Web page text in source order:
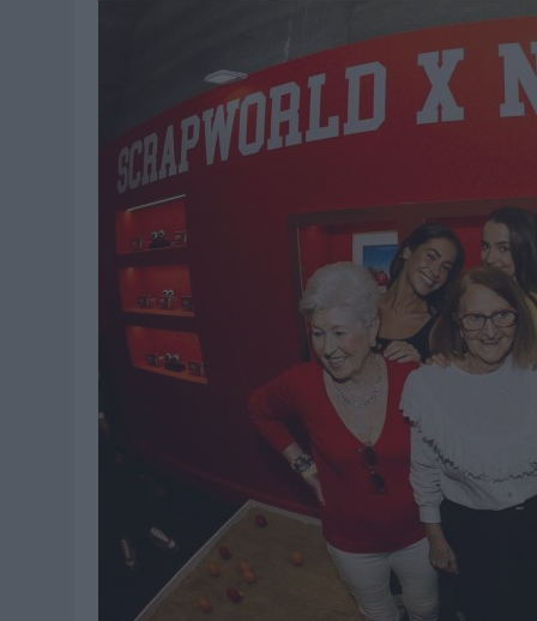
FRIGO Y UNIQLO LANZAN UNA COLECCIÓN
LA IA ESTÁ SUBIENDO EL LISTÓN DE LA CREATIVIDAD
| BEON WORLDWIDE LANZA RAÍZ URBANA PARA
05/08/2026
FABRA COMUNICACIÓN INCORPORA A CASONÁ Y
05/08/2026
LOPESAN HOTELS & RESORTS ACERCA EL PARAÍSO
05/08/2026
LUIS ARQUILLOS (BURGO DE ARIAS): “LA
MONEDA”
04/08/2026
‘EL PARAÍSO MÁS CERCA’, DE 22GRADOS PARA
04/08/2026
‘LA ÚNICA CERVEZA DEL MUNDO QUE SE DISFRUTA
04/08/2026
‘EL FÚTBOL SIN LAS PERSONAS’, DE DENTSU CREATIVE
CAPAZ, LA CERVEZA QUE CONVIERTE CADA BOTELLA
BABARIA Y MAXIBON SON ‘EL MATCH PERFECTO DEL
AUDIBLE REIVINDICA EL PODER TRANSFORMADOR DEL
03/08/2026
‘VUELVE EL FÚTBOL. VUELVE A SOÑAR’, DE VML PARA
07/08/2026
CUANDO SE APAGUE EL SOL, EL ECLIPSE DE 2026